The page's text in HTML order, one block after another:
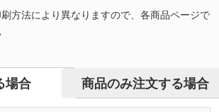
方法により異なりますので、各商品ページで
場合 商品のみ注文する場合